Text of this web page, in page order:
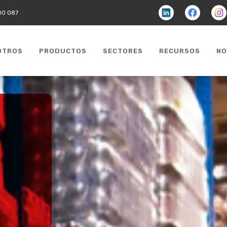
087
Linkedin facebook
PRODUCTOS SECTORES RECURSOS